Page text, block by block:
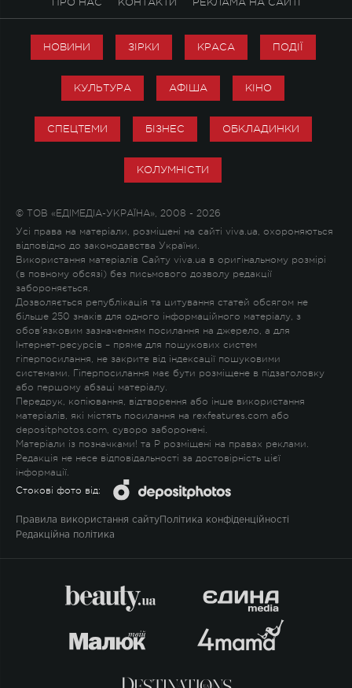
НОВИНИ ЗІРКИ КРАСА ПОДІЇ
КУЛЬТУРА АФІША КІНО
СПЕЦТЕМИ БІЗНЕС ОБКЛАДИНКИ
КОЛУМНІСТИ
© ТОВ «ЕДІМЕДІА-УКРАЇНА», 2008 - 2026
Усі права на матеріали, розміщені на сайті viva.ua, охороняються
відповідно до законодавства України.
Використання матеріалів Сайту viva.ua в оригінальному розмірі
(в повному обсязі) без письмового дозволу редакції
забороняється.
Дозволяється републікація та цитування статей обсягом не
більше 250 знаків для одного інформаційного матеріалу, з
обов'язковим зазначенням посилання на джерело, а для
Інтернет-ресурсів – пряме для пошукових систем
гіперпосилання, не закрите від індексації пошуковими
системами. Гіперпосилання має бути розміщене в підзаголовку
або першому абзаці матеріалу.
Передрук, копіювання, відтворення або інше використання
матеріалів, які містять посилання на rexfeatures.com або
depositphotos.com, суворо заборонені.
Матеріали із позначками! та P розміщені на правах реклами.
Редакція не несе відповідальності за достовірність цієї
інформації.
Стокові фото від:
Правила використання сайту Політика конфіденційності
Редакційна політика